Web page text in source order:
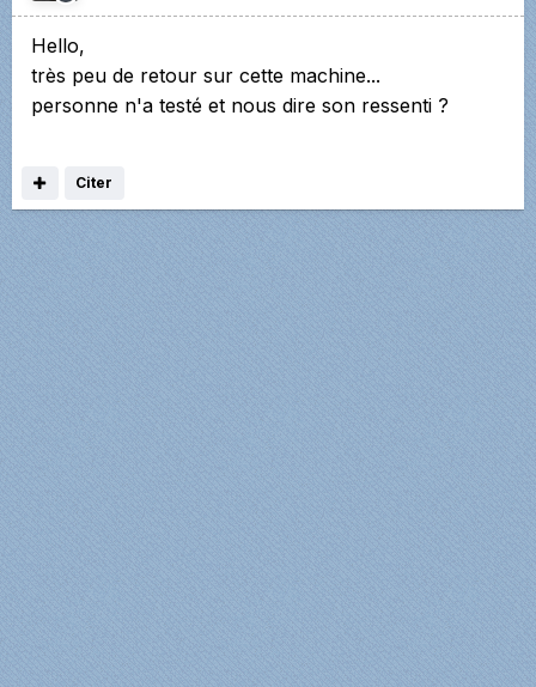
Hello,
très peu de retour sur cette machine...
personne n'a testé et nous dire son ressenti ?
Citer